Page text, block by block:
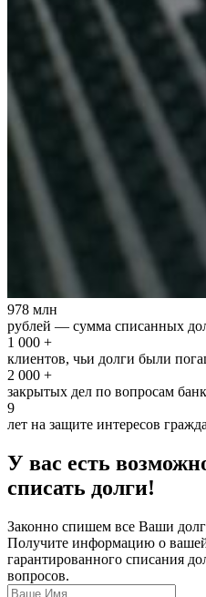
978 млн
рублей — сумма списанных
1 000 +
клиентов, чьи долги были
2 000 +
закрытых дел по вопросам
9
лет на защите интересов
У вас есть
списать долги!
Законно спишем все Ваши
Получите информацию о
гарантированного списания
вопросов.